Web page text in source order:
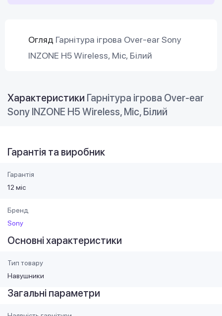
Огляд Гарнітура ігрова Over-ear Sony
INZONE H5 Wireless, Mic, Білий
Характеристики Гарнітура ігрова Over-ear
Sony INZONE H5 Wireless, Mic, Білий
Гарантія та виробник
Гарантія
12 міс
Бренд
Sony
Основні характеристики
Тип товару
Навушники
Загальні параметри